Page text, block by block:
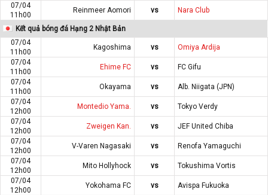
07/04
11h00
Reinmeer Aomori vs Nara Club
Kết quả bóng đá Hạng 2 Nhật Bản
07/04
11h00
Kagoshima vs
Omiya Ardija
07/04
11h00
Ehime FC vs
FC Gifu
07/04
11h00
Okayama vs
Alb. Niigata (JPN)
07/04
12h00
Montedio Yama. vs
Tokyo Verdy
07/04
12h00
Zweigen Kan. vs
JEF United Chiba
07/04
12h00
V-Varen Nagasaki vs
Renofa Yamaguchi
07/04
12h00
Mito Hollyhock vs
Tokushima Vortis
07/04
12h00
Yokohama FC vs
Avispa Fukuoka